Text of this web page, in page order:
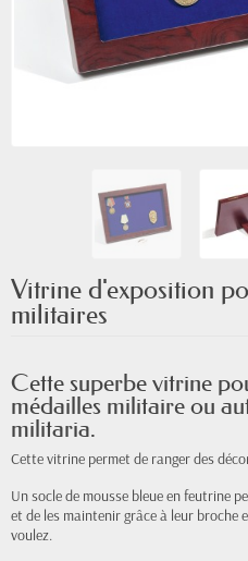
Vitrine d'exposition
militaires
Cette superbe vitrine
médailles militaire ou
militaria.
Cette vitrine permet de ranger des
Un socle de mousse bleue en feutrine
et de les maintenir grâce à leur broche
voulez.